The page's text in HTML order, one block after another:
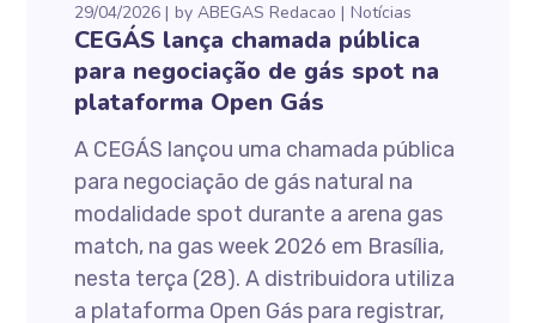
29/04/2026 byABEGAS Redacao Notícias
CEGÁS lança chamada pública
para negociação de gás spot na
plataforma Open Gás
A CEGÁS lançou uma chamada pública
para negociação de gás natural na
modalidade spot durante a arena gas
match, na gas week 2026 em Brasília,
nesta terça (28). A distribuidora utiliza
a plataforma Open Gás para registrar,